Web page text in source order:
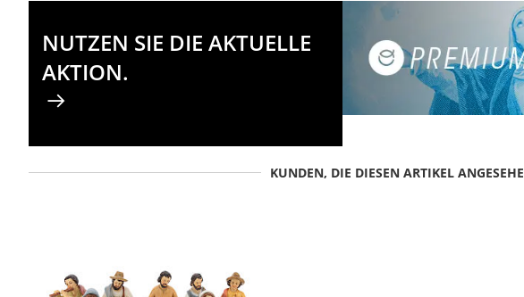
NUTZEN SIE DIE AKTUELLE
AKTION.
KUNDEN, DIE DIESEN ARTIKEL